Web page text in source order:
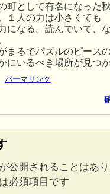
町として有名になった
１人の力は小さくても
になる。読んでいて、
まるでパズルのピース
にいるべき場所が見つか
パーマリンク
公開されることはあり
必須項目です